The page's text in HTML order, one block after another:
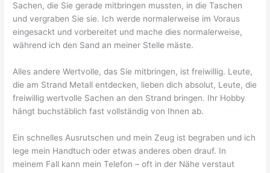
Sachen, die Sie gerade mitbringen mussten, in die Taschen
und vergraben Sie sie. Ich werde normalerweise im Voraus
eingesackt und vorbereitet und mache dies normalerweise,
während ich den Sand an meiner Stelle mäste.
Alles andere Wertvolle, das Sie mitbringen, ist freiwillig. Leute,
die am Strand Metall entdecken, lieben dich absolut, Leute, die
freiwillig wertvolle Sachen an den Strand bringen. Ihr Hobby
hängt buchstäblich fast vollständig von Ihnen ab.
Ein schnelles Ausrutschen und mein Zeug ist begraben und ich
lege mein Handtuch oder etwas anderes oben drauf. In
meinem Fall kann mein Telefon – oft in der Nähe verstaut